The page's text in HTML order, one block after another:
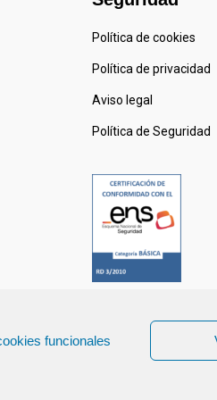
funcionales
Política de cookies
Política de privacidad
Aviso legal
Política de Seguridad